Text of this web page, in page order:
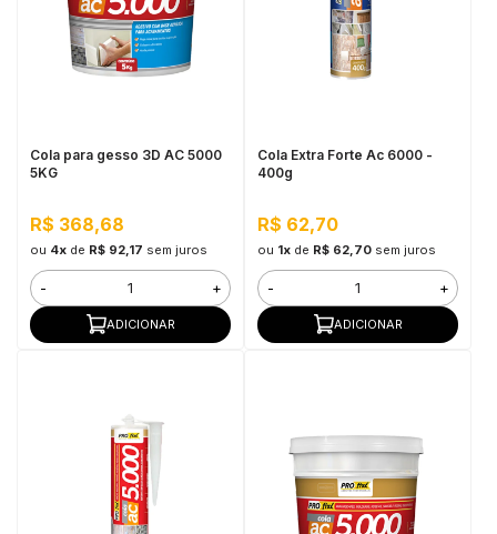
Cola para gesso 3D AC 5000
5KG
R$ 368,68
ou 4xde R$ 92,17 sem juros
- +
ADICIONAR
Cola Extra Forte Ac 6000 -
400g
R$ 62,70
ou 1xde R$ 62,70 sem juros
- +
ADICIONAR